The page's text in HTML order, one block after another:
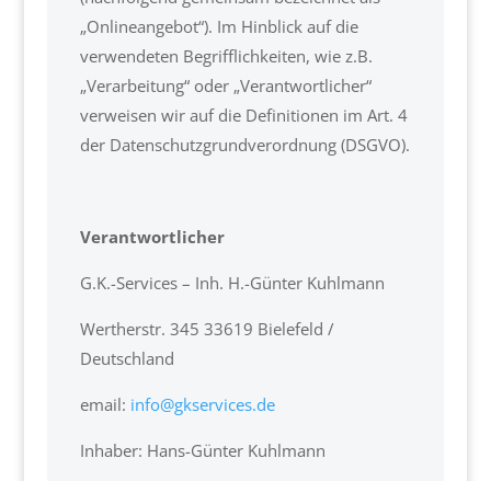
„Onlineangebot“). Im Hinblick auf die
verwendeten Begrifflichkeiten, wie z.B.
„Verarbeitung“ oder „Verantwortlicher“
verweisen wir auf die Definitionen im Art. 4
der Datenschutzgrundverordnung (DSGVO).
Verantwortlicher
G.K.-Services – Inh. H.-Günter Kuhlmann
Wertherstr. 345 33619 Bielefeld /
Deutschland
email: info@gkservices.de
Inhaber: Hans-Günter Kuhlmann